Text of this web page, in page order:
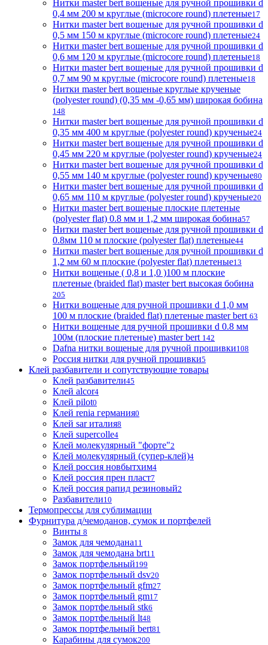
Нитки master bert вощеные для ручной прошивки d
0,4 мм 200 м круглые (microcore round) плетеные17
Нитки master bert вощеные для ручной прошивки d
0,5 мм 150 м круглые (microcore round) плетеные24
Нитки master bert вощеные для ручной прошивки d
0,6 мм 120 м круглые (microcore round) плетеные18
Нитки master bert вощеные для ручной прошивки d
0,7 мм 90 м круглые (microcore round) плетеные18
Нитки master bert вощеные круглые крученые
(polyester round) (0,35 мм -0,65 мм) широкая бобина
148
Нитки master bert вощеные для ручной прошивки d
0,35 мм 400 м круглые (polyester round) крученые24
Нитки master bert вощеные для ручной прошивки d
0,45 мм 220 м круглые (polyester round) крученые24
Нитки master bert вощеные для ручной прошивки d
0,55 мм 140 м круглые (polyester round) крученые80
Нитки master bert вощеные для ручной прошивки d
0,65 мм 110 м круглые (polyester round) крученые20
Нитки master bert вощеные плоские плетеные
(polyester flat) 0.8 мм и 1,2 мм широкая бобина57
Нитки master bert вощеные для ручной прошивки d
0.8мм 110 м плоские (polyester flat) плетеные44
Нитки master bert вощеные для ручной прошивки d
1,2 мм 60 м плоские (polyester flat) плетеные13
Нитки вощеные ( 0,8 и 1,0 )100 м плоские
плетеные (braided flat) master bert высокая бобина
205
Нитки вощеные для ручной прошивки d 1,0 мм
100 м плоские (braided flat) плетеные master bert 63
Нитки вощеные для ручной прошивки d 0.8 мм
100м (плоские плетеные) master bert 142
Dafna нитки вощеные для ручной прошивки108
Россия нитки для ручной прошивки5
Клей разбавители и сопутствующие товары
Клей разбавители45
Клей alcor4
Клей pilot0
Клей renia германия0
Клей sar италия8
Клей supercolle4
Клей молекулярный "форте"2
Клей молекулярный (супер-клей)4
Клей россия новбытхим4
Клей россия прен пласт7
Клей россия рапид резиновый2
Разбавители10
Термопрессы для сублимации
Фурнитура д/чемоданов, сумок и портфелей
Винты 8
Замок для чемодана11
Замок для чемодана brt11
Замок портфельный199
Замок портфельный dsv20
Замок портфельный gfm27
Замок портфельный gm17
Замок портфельный stk6
Замок портфельный lt48
Замок портфельный bert81
Карабины для сумок200